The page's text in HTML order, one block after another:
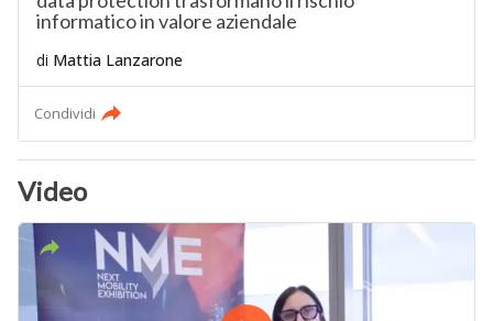
informatico in valore aziendale
di Mattia Lanzarone
Condividi
Video